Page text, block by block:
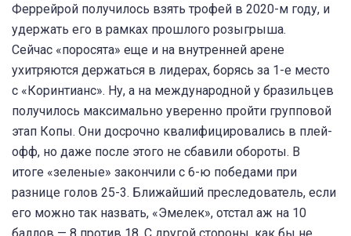
Феррейрой получилось взять трофей в 2020-м году, и
удержать его в рамках прошлого розыгрыша.
Сейчас «поросята» еще и на внутренней арене
ухитряются держаться в лидерах, борясь за 1-е место
с «Коринтианс». Ну, а на международной у бразильцев
получилось максимально уверенно пройти групповой
этап Копы. Они досрочно квалифицировались в плей-
офф, но даже после этого не сбавили обороты. В
итоге «зеленые» закончили с 6-ю победами при
разнице голов 25-3. Ближайший преследователь, если
его можно так назвать, «Эмелек», отстал аж на 10
баллов — 8 против 18. С другой стороны, как бы не